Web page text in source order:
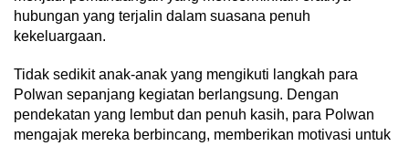
hubungan yang terjalin dalam suasana penuh
kekeluargaan.
Tidak sedikit anak-anak yang mengikuti langkah para
Polwan sepanjang kegiatan berlangsung. Dengan
pendekatan yang lembut dan penuh kasih, para Polwan
mengajak mereka berbincang, memberikan motivasi untuk